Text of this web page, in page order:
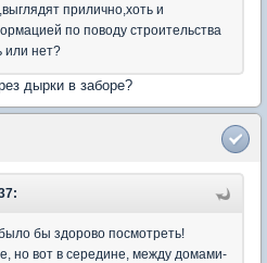
прилично,хоть и
по поводу строительства
или нет?
дырки в заборе?
бы здорово посмотреть!
но вот в середине, между домами-